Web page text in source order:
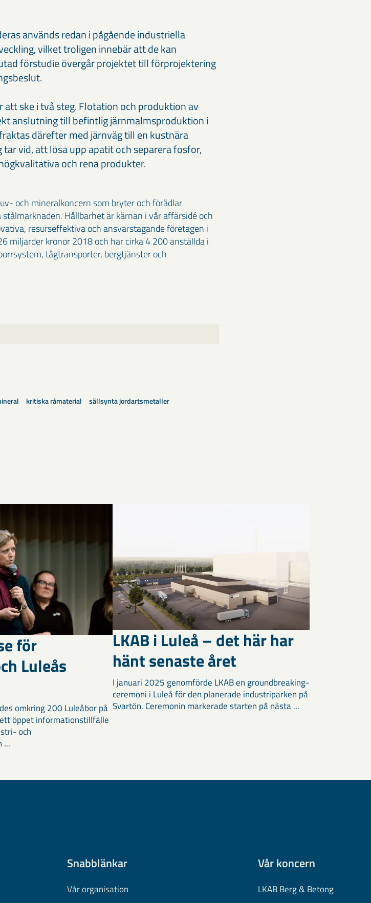
används redan i pågående industriella
vilket troligen innebär att de kan
förstudie övergår projektet till förprojektering
ske i två steg. Flotation och produktion av
anslutning till befintlig järnmalmsproduktion i
därefter med järnväg till en kustnära
vid, att lösa upp apatit och separera fosfor,
och rena produkter.
och mineralkoncern som bryter och förädlar
Hållbarhet är kärnan i vår affärsidé och
resurseffektiva och ansvarstagande företagen i
miljarder kronor 2018 och har cirka 4 200 anställda i
tågtransporter, bergtjänster och
kritiska råmaterial sällsynta jordartsmetaller
för
Luleås
omkring 200 Luleåbor på
öppet informationstillfälle
och
...
LKAB i Luleå – det här har
hänt senaste året
I januari 2025 genomförde LKAB en groundbreaking-
ceremoni i Luleå för den planerade industriparken på
Svartön. Ceremonin markerade starten på nästa ...
Snabblänkar
Vår organisation
Vår koncern
LKAB Berg & Betong